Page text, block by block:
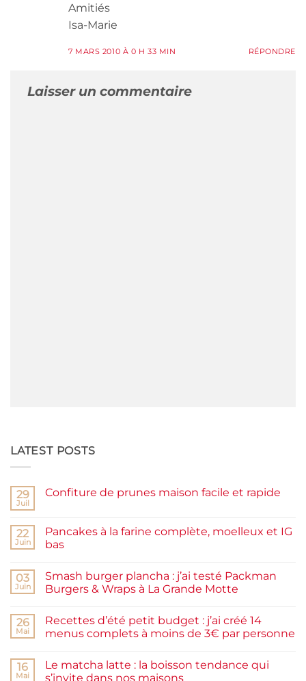
Amitiés
Isa-Marie
7 MARS 2010 À 0 H 33 MIN RÉPONDRE
Laisser un commentaire
LATEST POSTS
29
Juil
Confiture de prunes maison facile et rapide
Confiture
de
prunes
et
rapide
22
Juin
Pancakes à la farine complète, moelleux et IG
bas
sur
Pancakes
à
complète,
moelleux
et
03
Juin
Smash burger plancha : j’ai testé Packman
Burgers & Wraps à La Grande Motte
sur
Smash
burger
testé
Packman
26
Mai
Recettes d’été petit budget : j’ai créé 14
menus complets à moins de 3€ par personne
sur
Recettes
16
Mai
Le matcha latte : la boisson tendance qui
s’invite dans nos maisons